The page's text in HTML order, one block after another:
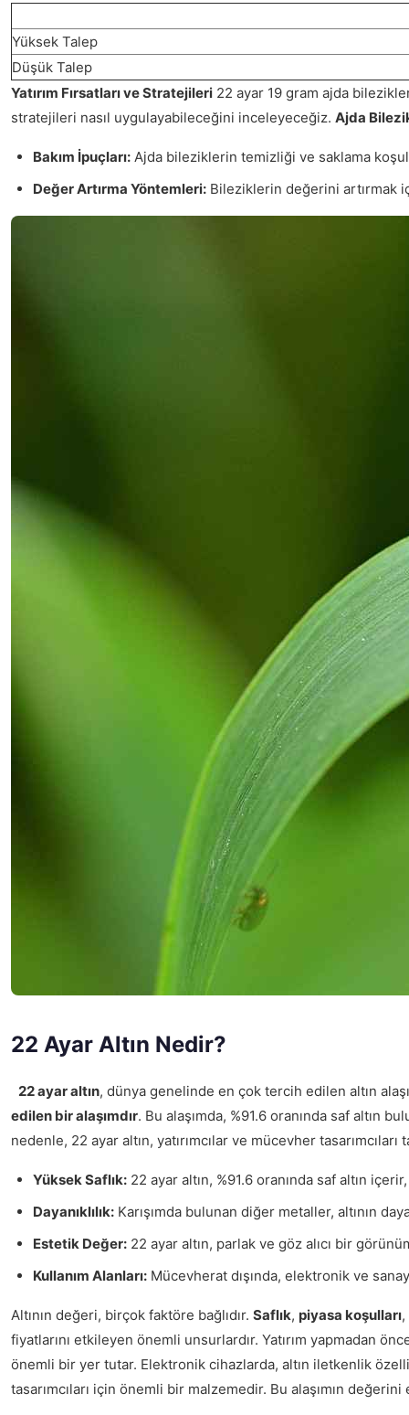
Yüksek Talep
Düşük Talep
Yatırım Fırsatları ve Stratejileri 22 ayar 19 gram ajda
stratejileri nasıl uygulayabileceğini inceleyeceğiz. Ajda
Bakım İpuçları: Ajda bileziklerin temizliği ve saklama
Değer Artırma Yöntemleri: Bileziklerin değerini artırmak
22 Ayar Altın Nedir?
22 ayar altın, dünya genelinde en çok tercih edilen altın
edilen bir alaşımdır. Bu alaşımda, %91.6 oranında saf altın
nedenle, 22 ayar altın, yatırımcılar ve mücevher
Yüksek Saflık: 22 ayar altın, %91.6 oranında saf altın
Dayanıklılık: Karışımda bulunan diğer metaller, altının
Estetik Değer: 22 ayar altın, parlak ve göz alıcı bir
Kullanım Alanları: Mücevherat dışında, elektronik ve
Altının değeri, birçok faktöre bağlıdır. Saflık, piyasa koşulları
fiyatlarını etkileyen önemli unsurlardır. Yatırım yapmadan
önemli bir yer tutar. Elektronik cihazlarda, altın iletkenlik
tasarımcıları için önemli bir malzemedir. Bu alaşımın